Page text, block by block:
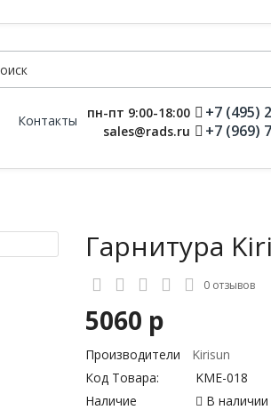
Контакты
пн-пт 9:00-18:00
sales@rads.ru
+7 (495)
+7 (969)
Гарнитура
0 отзывов
5060 р
Производители
Kirisun
Код Товара:
KME-018
Наличие
В наличии